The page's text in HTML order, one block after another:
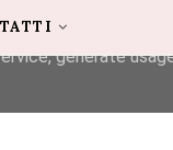
and user-agent
generate